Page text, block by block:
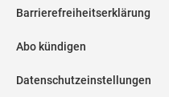
Barrierefreiheitserklärung
Abo kündigen
Datenschutzeinstellungen